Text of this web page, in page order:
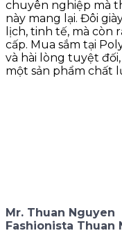
chuyên nghiệp mà
này mang lại. Đôi
lịch, tinh tế, mà còn
cấp. Mua sắm tại
và hài lòng tuyệt
một sản phẩm chất
Mr. Thuan Nguyen
Fashionista Thuan